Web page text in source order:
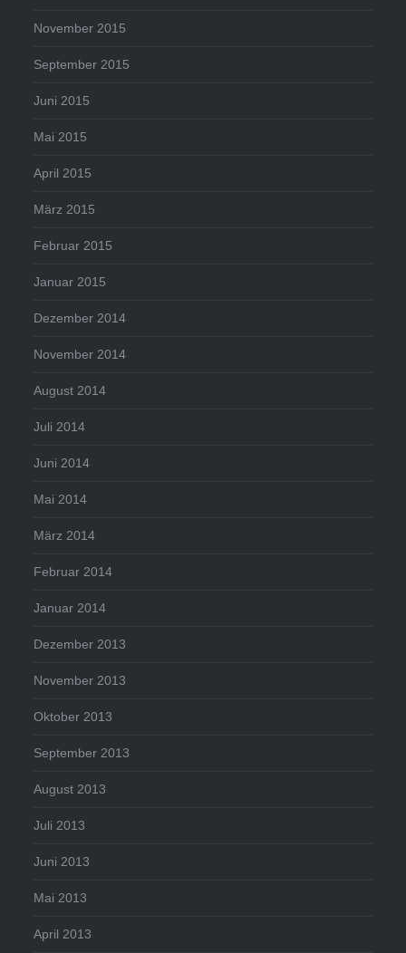
November 2015
September 2015
Juni 2015
Mai 2015
April 2015
März 2015
Februar 2015
Januar 2015
Dezember 2014
November 2014
August 2014
Juli 2014
Juni 2014
Mai 2014
März 2014
Februar 2014
Januar 2014
Dezember 2013
November 2013
Oktober 2013
September 2013
August 2013
Juli 2013
Juni 2013
Mai 2013
April 2013